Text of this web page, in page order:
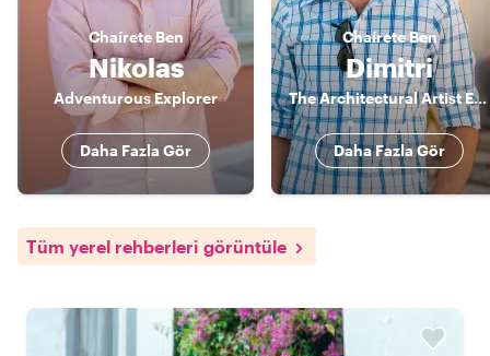
ChaíreteBen
Nikolas
Adventurous Explorer
Daha Fazla Gör
ChaíreteBen
Dimitri
The Architectural Artist Explorer
Daha Fazla Gör
Tüm yerel rehberleri görüntüle